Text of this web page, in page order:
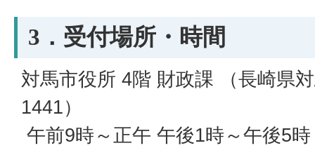
3．受付場所・時間
対馬市役所 4階 財政課 （長崎県
1441）
午前9時～正午 午後1時～午後5時